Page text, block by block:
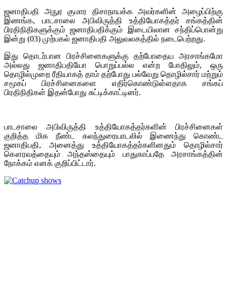
ஜனாதிபதி அநுர குமார திசாநாயக்க அவர்களின் அழைப்பிற்கு
இணங்க, பாடசாலை அபிவிருத்தி உத்தியோகத்தர் சங்கத்தின்
பிரதிநிதிகளுக்கும் ஜனாதிபதிக்கும் இடையிலான சந்திப்பொன்று
இன்று (03) முற்பகல் ஜனாதிபதி அலுவலகத்தில் நடைபெற்றது.
இது தொடர்பான பிரச்சினைகளுக்கு தற்போதைய அரசாங்கமோ
அல்லது ஜனாதிபதியோ பொறுப்பல்ல என்ற போதிலும், ஒரு
தொழில்முறை ரீதியாகத் தாம் தற்போது பல்வேறு தொழில்சார் மற்றும்
சமூகப் பிரச்சினைகளை எதிர்கொண்டுள்ளதாக சங்கப்
பிரதிநிதிகள் இதன்போது சுட்டிக்காட்டினர்.
பாடசாலை அபிவிருத்தி உத்தியோகத்தர்களின் பிரச்சினைகள்
குறித்த மிக நீண்ட கலந்துரையாடலில் இணைந்து கொண்ட
ஜனாதிபதி, அனைத்து உத்தியோகத்தர்களினதும் தொழில்சார்
கௌரவத்தையும் அந்தஸ்தையும் பாதுகாப்பதே அரசாங்கத்தின்
நோக்கம் எனக் குறிப்பிட்டார்.